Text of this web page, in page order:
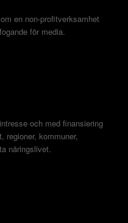
en non-profitverksamhet
för media.
och med finansiering
regioner, kommuner,
näringslivet.